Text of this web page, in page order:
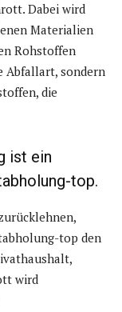
Dabei wird
Materialien
Rohstoffen
Abfallart, sondern
die
ist ein
top.
top den
wird